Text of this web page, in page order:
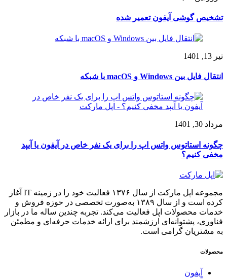
تشخیص گوشی آیفون تعمیر شده
تیر 13, 1401
انتقال فایل بین Windows و macOS با شبکه
مرداد 30, 1401
چگونه استاتوس واتس اپ را برای یک نفر خاص در آيفون یا آیپد
مخفی کنیم؟
مجموعه اپل مارکت از سال ۱۳۷۶ فعالیت خود را در زمینه IT آغاز
کرده است و از سال ۱۳۸۹ به‌صورت تخصصی در حوزه فروش و
خدمات محصولات اپل فعالیت می‌کند. تجربه چندین ساله ما در بازار
فناوری، پشتوانه‌ای ارزشمند برای ارائه خدمات حرفه‌ای و مطمئن
به مشتریان گرامی است.
محصولات
آیفون